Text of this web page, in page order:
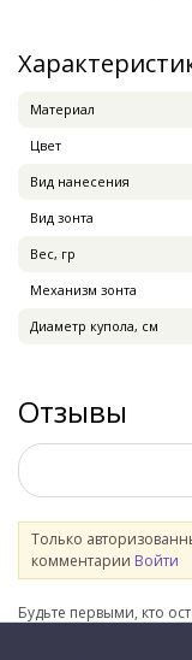
Материал
Цвет
Вид нанесения
Вид зонта
Вес, гр
Механизм зонта
Диаметр купола, см
Отзывы
Только
комментарии Войти
Будьте первыми, кто